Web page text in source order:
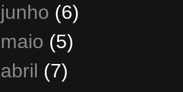
junho (6)
maio (5)
abril (7)